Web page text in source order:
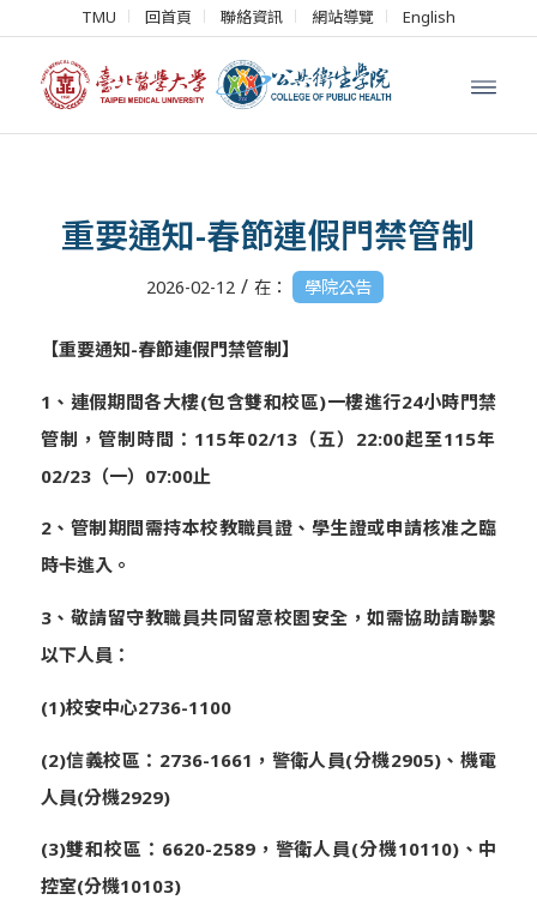
TMU 回首頁 聯絡資訊 網站導覽 English
重要通知-春節連假門禁管制
2026-02-12 / 在： 學院公告
【重要通知-春節連假門禁管制】
1 、連假期間各大樓(包含雙和校區)一樓進行24小時門禁
管制， 管制時間：115年02/13（五）22:00起至115年
02/23（一）07:00止
2、管制期間需持本校教職員證、學生證或申請核准之臨
時卡進入。
3、敬請留守教職員共同留意校園安全，如需協助請聯繫
以下人員：
(1)校安中心2736-1100
(2)信義校區：2736-1661，警衛人員(分機2905)、機電
人員(分機2929)
(3)雙和校區：6620-2589，警衛人員(分機10110)、中
控室(分機10103)